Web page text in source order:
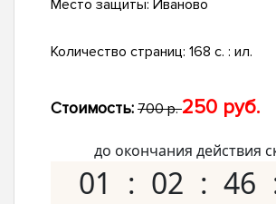
Место защиты: Иваново
Количество страниц: 168 с. : ил.
Стоимость: 700 р.250 руб.
до окончания действия
01 02 46